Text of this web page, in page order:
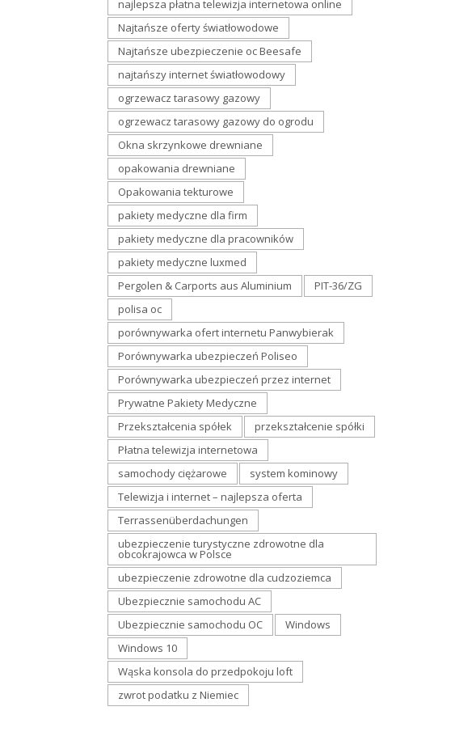
najlepsza płatna telewizja internetowa online
Najtańsze oferty światłowodowe
Najtańsze ubezpieczenie oc Beesafe
najtańszy internet światłowodowy
ogrzewacz tarasowy gazowy
ogrzewacz tarasowy gazowy do ogrodu
Okna skrzynkowe drewniane
opakowania drewniane
Opakowania tekturowe
pakiety medyczne dla firm
pakiety medyczne dla pracowników
pakiety medyczne luxmed
Pergolen & Carports aus Aluminium
PIT-36/ZG
polisa oc
porównywarka ofert internetu Panwybierak
Porównywarka ubezpieczeń Poliseo
Porównywarka ubezpieczeń przez internet
Prywatne Pakiety Medyczne
Przekształcenia spółek
przekształcenie spółki
Płatna telewizja internetowa
samochody ciężarowe
system kominowy
Telewizja i internet – najlepsza oferta
Terrassenüberdachungen
ubezpieczenie turystyczne zdrowotne dla
obcokrajowca w Polsce
ubezpieczenie zdrowotne dla cudzoziemca
Ubezpiecznie samochodu AC
Ubezpiecznie samochodu OC
Windows
Windows 10
Wąska konsola do przedpokoju loft
zwrot podatku z Niemiec